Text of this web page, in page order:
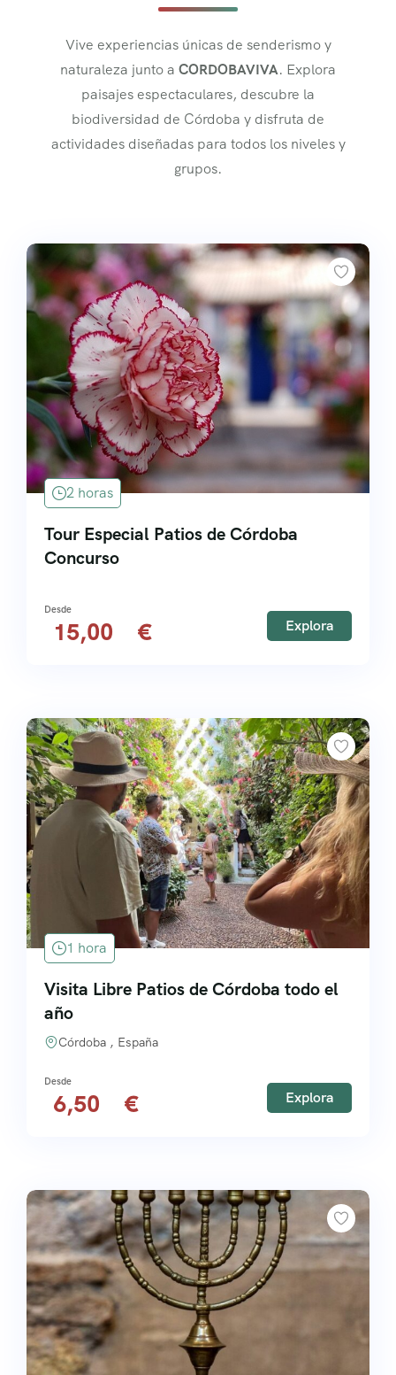
Vive experiencias únicas de senderismo y
naturaleza junto a CORDOBAVIVA. Explora
paisajes espectaculares, descubre la
biodiversidad de Córdoba y disfruta de
actividades diseñadas para todos los niveles y
grupos.
2 horas
Tour Especial Patios de Córdoba
Concurso
15,00 Explora
1 hora
Visita Libre Patios de Córdoba todo el
año
Córdoba , España
6,50 Explora